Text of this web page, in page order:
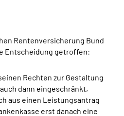
Rentenversicherung Bund
Entscheidung getroffen:
Rechten zur Gestaltung
dann eingeschränkt,
aus einen Leistungsantrag
erst danach eine